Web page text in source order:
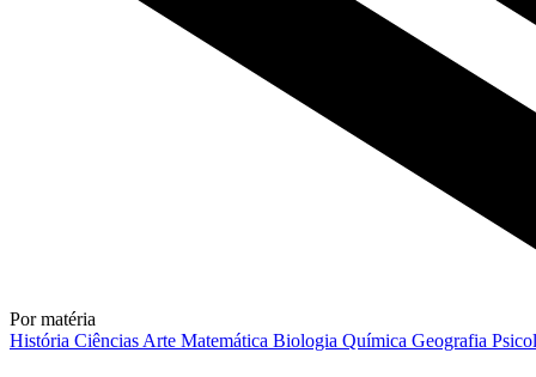
Por matéria
História Ciências Arte Matemática Biologia Química Geografia